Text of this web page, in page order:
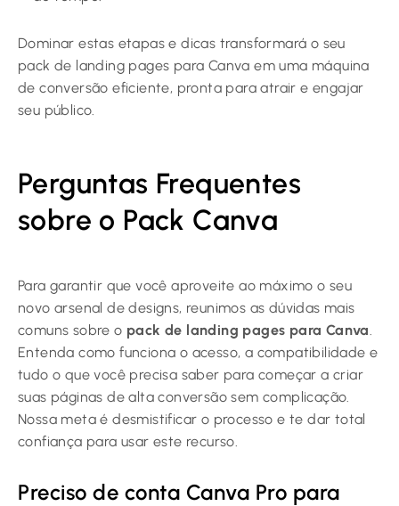
Dominar estas etapas e dicas transformará o seu
pack de landing pages para Canva em uma máquina
de conversão eficiente, pronta para atrair e engajar
seu público.
Perguntas Frequentes
sobre o Pack Canva
Para garantir que você aproveite ao máximo o seu
novo arsenal de designs, reunimos as dúvidas mais
comuns sobre o pack de landing pages para Canva
Entenda como funciona o acesso, a compatibilidade e
tudo o que você precisa saber para começar a criar
suas páginas de alta conversão sem complicação.
Nossa meta é desmistificar o processo e te dar total
confiança para usar este recurso.
Preciso de conta Canva Pro para